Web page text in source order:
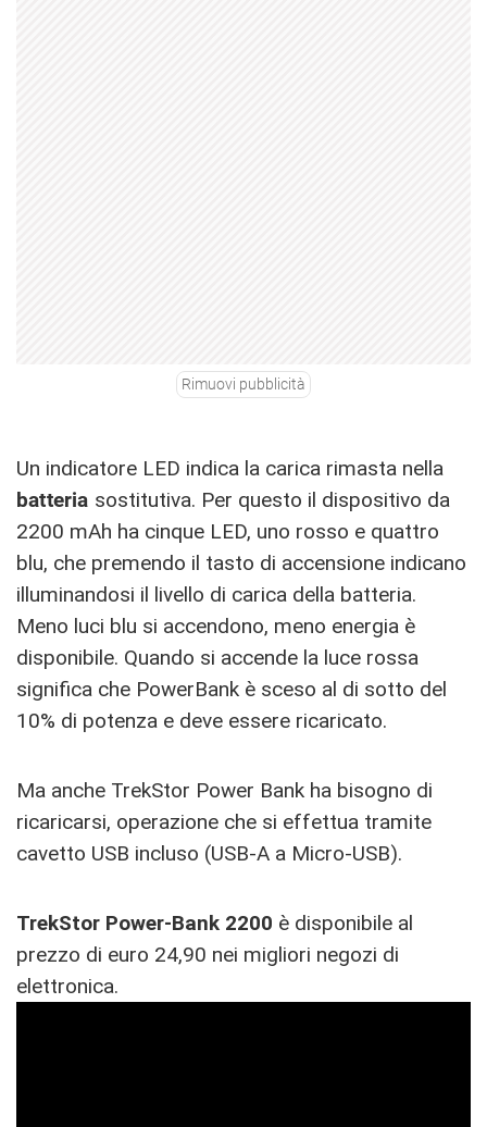
Rimuovi pubblicità
Un indicatore LED indica la carica rimasta nella
batteria sostitutiva. Per questo il dispositivo da
2200 mAh ha cinque LED, uno rosso e quattro
blu, che premendo il tasto di accensione indicano
illuminandosi il livello di carica della batteria.
Meno luci blu si accendono, meno energia è
disponibile. Quando si accende la luce rossa
significa che PowerBank è sceso al di sotto del
10% di potenza e deve essere ricaricato.
Ma anche TrekStor Power Bank ha bisogno di
ricaricarsi, operazione che si effettua tramite
cavetto USB incluso (USB-A a Micro-USB).
TrekStor Power-Bank 2200 è disponibile al
prezzo di euro 24,90 nei migliori negozi di
elettronica.